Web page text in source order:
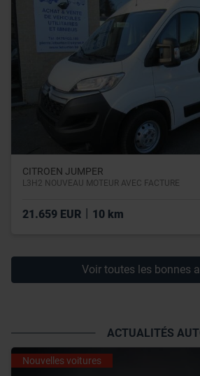
leur avez fournies ou qu’ils ont
utilisation de leurs services.
CITROEN JUMPER
L3H2 NOUVEAU MOTEUR AVEC FACTURE
21.659 EUR 10 km
Voir toutes les bonnes
ACTUALITÉS
Nouvelles voitures